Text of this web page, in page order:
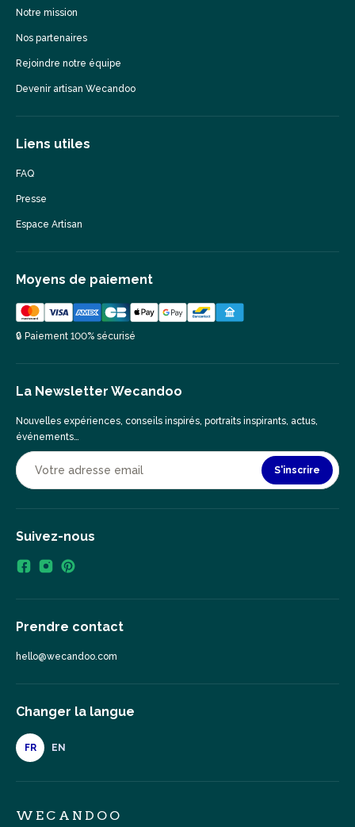
Notre mission
Nos partenaires
Rejoindre notre équipe
Devenir artisan Wecandoo
Liens utiles
FAQ
Presse
Espace Artisan
Moyens de paiement
🔒 Paiement 100% sécurisé
La Newsletter Wecandoo
Nouvelles expériences, conseils inspirés, portraits inspirants, actus,
événements…
S'inscrire
Suivez-nous
Prendre contact
hello@wecandoo.com
Changer la langue
FR EN
WECANDOO